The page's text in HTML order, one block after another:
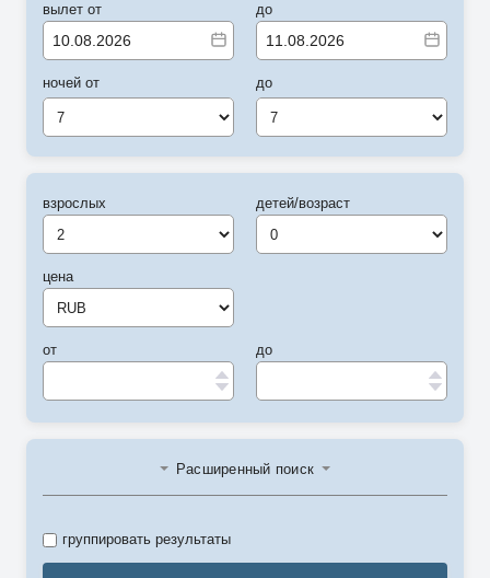
вылет от
ночей от
7
до
до
7
взрослых
цена
от
детей/возраст
до
Расширенный поиск
группировать результаты